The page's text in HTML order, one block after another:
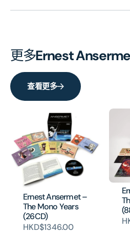
更多Ernest
查看更多
Ernest Ansermet –
The Mono Years
(26CD)
HKD$1346.00